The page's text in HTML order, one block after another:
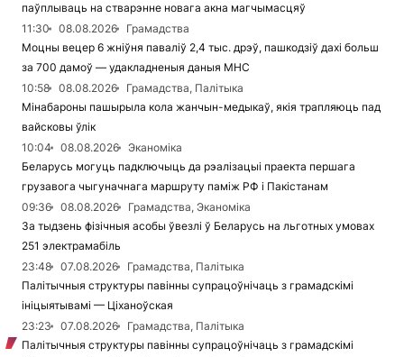
паўплываць на стварэнне новага акна магчымасцяў
11:30
08.08.2026
Грамадства
Моцны вецер 6 жніўня паваліў 2,4 тыс. дрэў, пашкодзіў дахі больш
за 700 дамоў — удакладненыя даныя МНС
10:58
08.08.2026
Грамадства, Палітыка
Мінабароны пашырыла кола жанчын-медыкаў, якія трапляюць пад
вайсковы ўлік
10:04
08.08.2026
Эканоміка
Беларусь могуць падключыць да рэалізацыі праекта першага
грузавога чыгуначнага маршруту паміж РФ і Пакістанам
09:36
08.08.2026
Грамадства, Эканоміка
За тыдзень фізічныя асобы ўвезлі ў Беларусь на льготных умовах
251 электрамабіль
23:48
07.08.2026
Грамадства, Палітыка
Палітычныя структуры павінны супрацоўнічаць з грамадскімі
ініцыятывамі — Ціханоўская
23:23
07.08.2026
Грамадства, Палітыка
Палітычныя структуры павінны супрацоўнічаць з грамадскімі